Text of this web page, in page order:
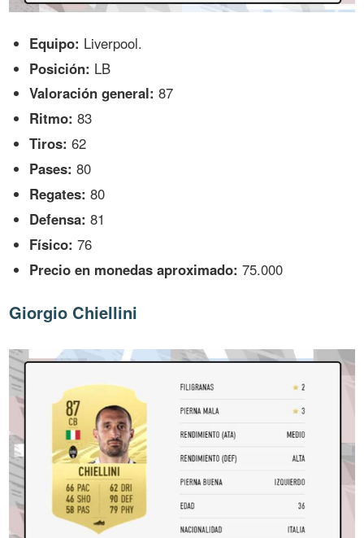
Equipo: Liverpool.
Posición: LB
Valoración general: 87
Ritmo: 83
Tiros: 62
Pases: 80
Regates: 80
Defensa: 81
Físico: 76
Precio en monedas aproximado: 75.000
Giorgio Chiellini